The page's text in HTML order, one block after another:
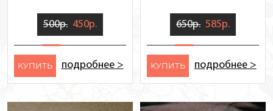
500р. 450р.
KУПИТЬ подробнее >
650р. 585р.
KУПИТЬ подробнее >